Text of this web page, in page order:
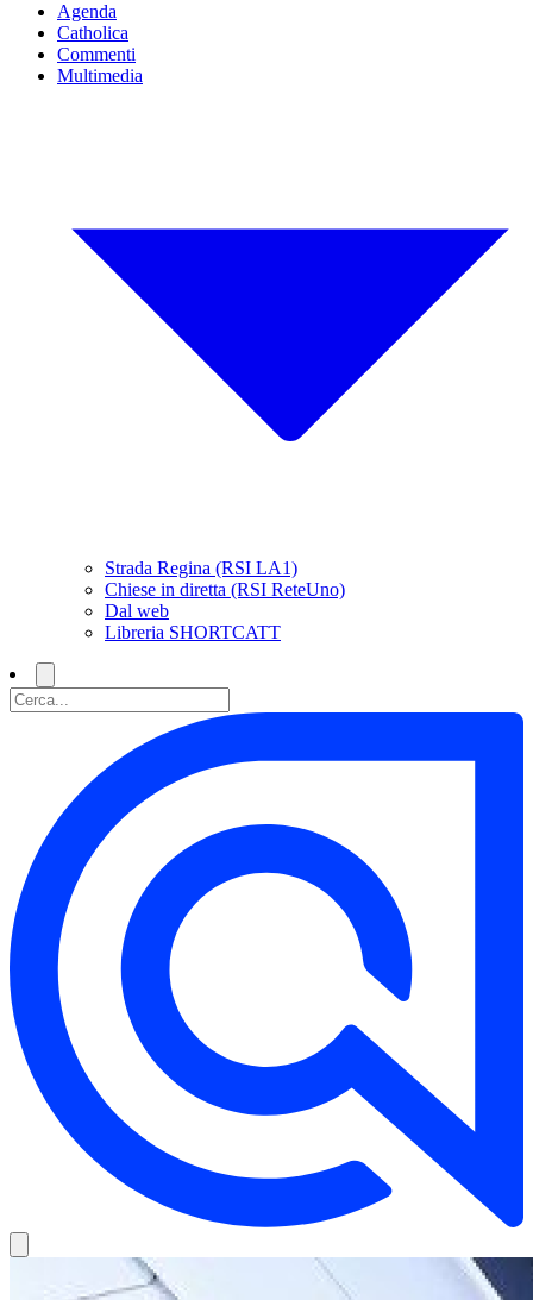
Agenda
Catholica
Commenti
Multimedia
Strada Regina (RSI LA1)
Chiese in diretta (RSI ReteUno)
Dal web
Libreria SHORTCATT